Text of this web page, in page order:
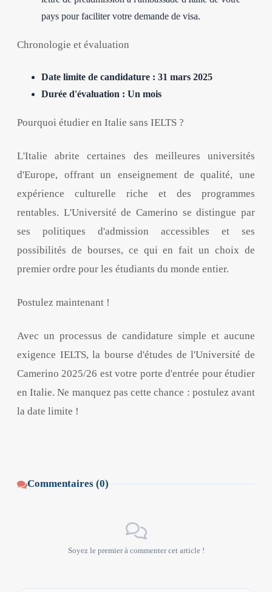
pays pour faciliter votre demande de visa.
Chronologie et évaluation
Date limite de candidature : 31 mars 2025
Durée d'évaluation : Un mois
Pourquoi étudier en Italie sans IELTS ?
L'Italie abrite certaines des meilleures universités
d'Europe, offrant un enseignement de qualité, une
expérience culturelle riche et des programmes
rentables. L'Université de Camerino se distingue par
ses politiques d'admission accessibles et ses
possibilités de bourses, ce qui en fait un choix de
premier ordre pour les étudiants du monde entier.
Postulez maintenant !
Avec un processus de candidature simple et aucune
exigence IELTS, la bourse d'études de l'Université de
Camerino 2025/26 est votre porte d'entrée pour étudier
en Italie. Ne manquez pas cette chance : postulez avant
la date limite !
Commentaires (0)
Soyez le premier à commenter cet article !